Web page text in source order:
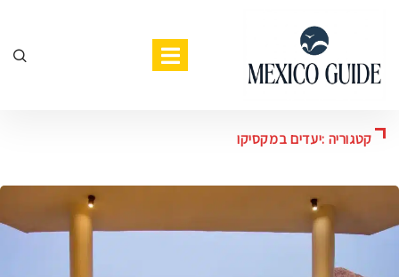
קטגוריה :יעדים במקסיקו